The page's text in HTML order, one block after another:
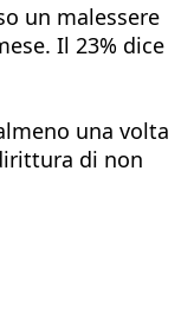
un malessere
Il 23% dice
una volta
di non